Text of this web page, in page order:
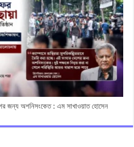
জন্য অশনিসংকেত : এম সাখাওয়াত হোসেন